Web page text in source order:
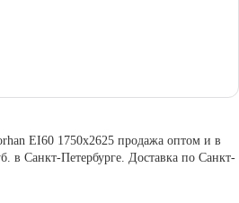
EI60 1750х2625 продажа оптом и в
в Санкт-Петербурге. Доставка по Санкт-